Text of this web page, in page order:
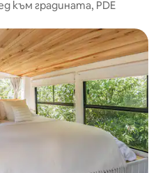
към градината, PDE